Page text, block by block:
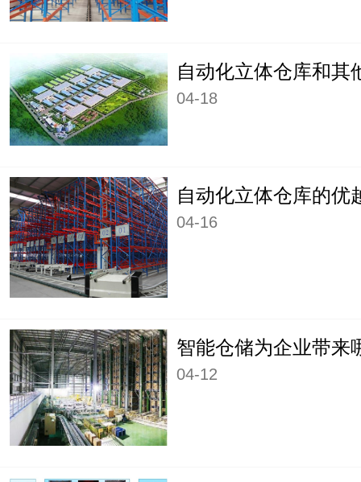
自动化立体仓库和其
04-18
自动化立体仓库的优
04-16
智能仓储为企业带来
04-12